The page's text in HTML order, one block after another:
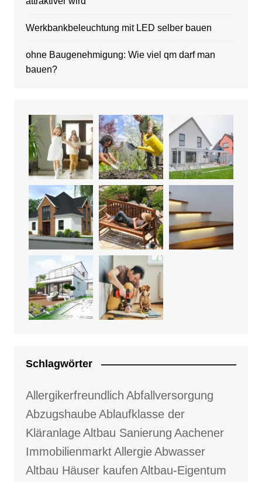
Werkbankbeleuchtung mit LED selber bauen
ohne Baugenehmigung: Wie viel qm darf man
bauen?
Schlagwörter
Allergikerfreundlich Abfallversorgung
AbzugshaubeAblaufklasse der
KläranlageAltbau Sanierung Aachener
ImmobilienmarktAllergieAbwasser
Altbau Häuser kaufen Altbau-Eigentum